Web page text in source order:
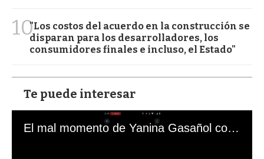
10"Los costos del acuerdo en la construcción se
disparan para los desarrolladores, los
consumidores finales e incluso, el Estado"
Te puede interesar
El mal momento de Yanina Gasañol con un hincha argentino en "Subrayado"